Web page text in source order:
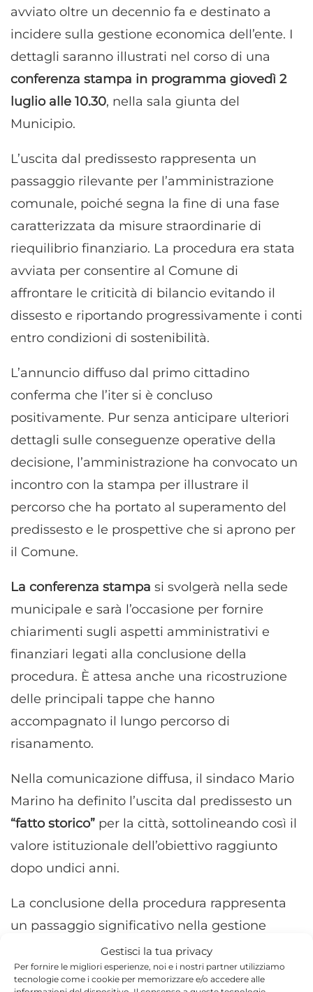
Gestisci la tua privacy
Per fornire le migliori esperienze, noi e i nostri partner utilizziamo
tecnologie come i cookie per memorizzare e/o accedere alle
avviato oltre un decennio fa e destinato a
incidere sulla gestione economica dell’ente. I
dettagli saranno illustrati nel corso di una
conferenza stampa in programma giovedì 2
luglio alle 10.30, nella sala giunta del
Municipio.
L’uscita dal predissesto rappresenta un
passaggio rilevante per l’amministrazione
comunale, poiché segna la fine di una fase
caratterizzata da misure straordinarie di
riequilibrio finanziario. La procedura era stata
avviata per consentire al Comune di
affrontare le criticità di bilancio evitando il
dissesto e riportando progressivamente i conti
entro condizioni di sostenibilità.
L’annuncio diffuso dal primo cittadino
conferma che l’iter si è concluso
positivamente. Pur senza anticipare ulteriori
dettagli sulle conseguenze operative della
decisione, l’amministrazione ha convocato un
incontro con la stampa per illustrare il
percorso che ha portato al superamento del
predissesto e le prospettive che si aprono per
il Comune.
La conferenza stampa si svolgerà nella sede
municipale e sarà l’occasione per fornire
chiarimenti sugli aspetti amministrativi e
finanziari legati alla conclusione della
procedura. È attesa anche una ricostruzione
delle principali tappe che hanno
accompagnato il lungo percorso di
risanamento.
Nella comunicazione diffusa, il sindaco Mario
Marino ha definito l’uscita dal predissesto un
“fatto storico” per la città, sottolineando così il
valore istituzionale dell’obiettivo raggiunto
dopo undici anni.
La conclusione della procedura rappresenta
un passaggio significativo nella gestione
economica dell’ente locale. Resta ora attesa la
conferenza stampa, durante la quale